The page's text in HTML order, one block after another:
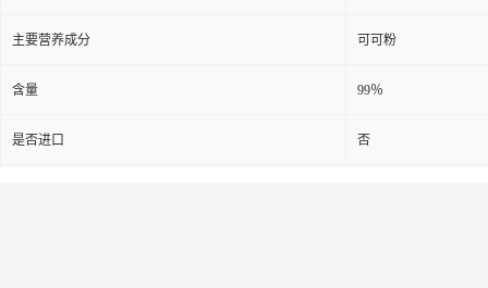
主要营养成分 可可粉
含量 99％
是否进口 否